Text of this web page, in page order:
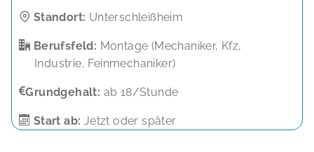
Standort: Unterschleißheim
Berufsfeld: Montage (Mechaniker, Kfz,
Industrie, Feinmechaniker)
Grundgehalt: ab 18/Stunde
Start ab: Jetzt oder später